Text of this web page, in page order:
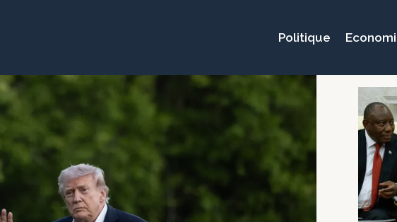
Politique